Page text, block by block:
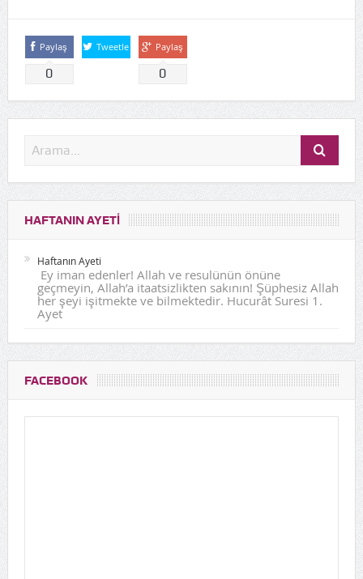
Paylaş
0
Tweetle Paylaş
0
HAFTANIN AYETI
Haftanın Ayeti
Ey iman edenler! Allah ve resulünün önüne
geçmeyin, Allah’a itaatsizlikten sakının! Şüphesiz Allah
her şeyi işitmekte ve bilmektedir. Hucurât Suresi 1.
Ayet
FACEBOOK